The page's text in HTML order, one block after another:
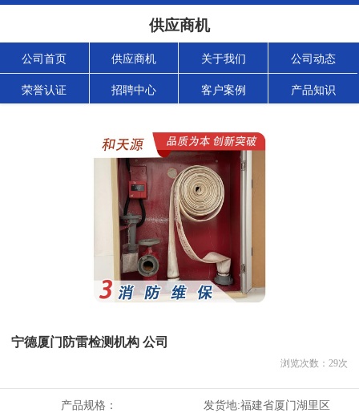
供应商机
公司首页 供应商机 关于我们 公司动态
荣誉认证 招聘中心 客户案例 产品知识
宁德厦门防雷检测机构 公司
浏览次数： 29次
产品规格： 发货地:福建省厦门湖里区